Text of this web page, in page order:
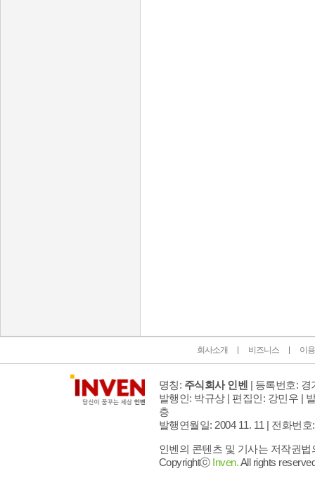
회사소개 비즈니스 이
명칭: 주식회사 인벤 | 등록번호: 경
발행인: 박규상 | 편집인: 강민우 |
층
발행연월일: 2004 11. 11 | 전화번호
인벤의 콘텐츠 및 기사는 저작권
Copyrightⓒ Inven.All rights